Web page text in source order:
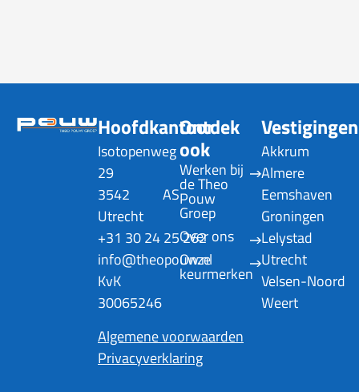
Hoofdkantoor
Isotopenweg
29
3542 AS
Utrecht
+31 30 24 25 262
info@theopouw.nl
KvK
30065246
Algemene voorwaarden
Privacyverklaring
Ontdek
ook
Werken bij
de Theo
Pouw
Groep
Over ons
Onze
keurmerken
Vestigingen
Akkrum
Almere
Eemshaven
Groningen
Lelystad
Utrecht
Velsen-Noord
Weert